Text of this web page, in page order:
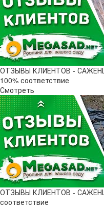
ОТЗЫВЫ КЛИЕНТОВ -
100% соответствие
Смотреть
ОТЗЫВЫ КЛИЕНТОВ -
соответствие